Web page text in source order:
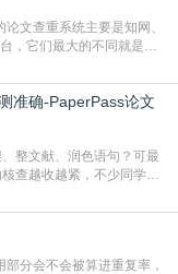
，它们最大的不同就是数
流。本科用PMLC，含大学
，含学术论文联合比对
准确-PaperPass论文
整文献、润色语句？可最
查越收越紧，不少同学投
稿前必做的一步。为什么
人觉得，我就用AI搭了个